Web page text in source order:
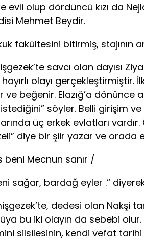
olup dördüncü kızı da
Mehmet Beydir.
fakültesini bitirmiş, stajının
savcı olan dayısı
olayı gerçekleştirmiştir.
ve beğenir. Elazığ’a
söyler. Belli girişim
üç erkek evlatları
diye bir şiir yazar ve
Mecnun sanır /
sağar, bardağ eyler .“
dedesi olan Nakşi
bu iki olayın da sebebi
silsilesinin, kendi vefat tarihi